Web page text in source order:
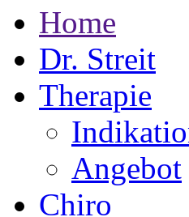
Home
Dr. Streit
Therapie
Angebot
Chiro